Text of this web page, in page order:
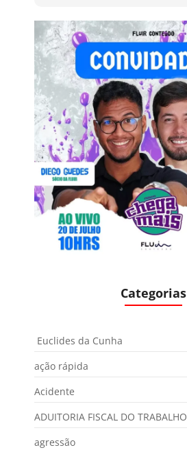
Categorias
Euclides da Cunha
ação rápida
Acidente
ADUITORIA FISCAL DO TRABALHO
agressão